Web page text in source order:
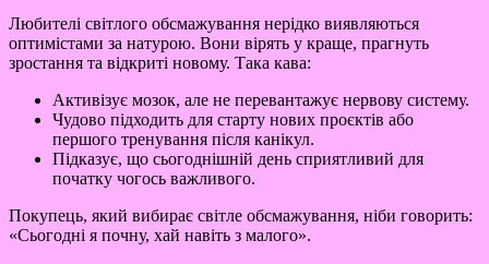
Любителі світлого обсмажування нерідко виявляються
оптимістами за натурою. Вони вірять у краще, прагнуть
зростання та відкриті новому. Така кава:
Активізує мозок, але не перевантажує нервову систему.
Чудово підходить для старту нових проєктів або
першого тренування після канікул.
Підказує, що сьогоднішній день сприятливий для
початку чогось важливого.
Покупець, який вибирає світле обсмажування, ніби говорить:
«Сьогодні я почну, хай навіть з малого».